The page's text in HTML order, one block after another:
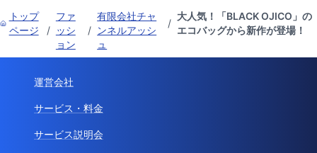
トップ
ページ
/
ファ
ッシ
ョン
/
有限会社チャ
ンネルアッシ
ュ
/
大人気！「BLACK OJICO」の
エコバッグから新作が登場！
運営会社
サービス・料金
サービス説明会